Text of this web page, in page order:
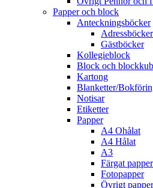
Papper och block
Anteckningsböcker
Adressböcker
Gästböcker
Kollegieblock
Block och
Kartong
Blanketter/
Notisar
Etiketter
Papper
A4 Ohålat
A4 Hålat
A3
Färgat papper
Fotopapper
Övrigt papper